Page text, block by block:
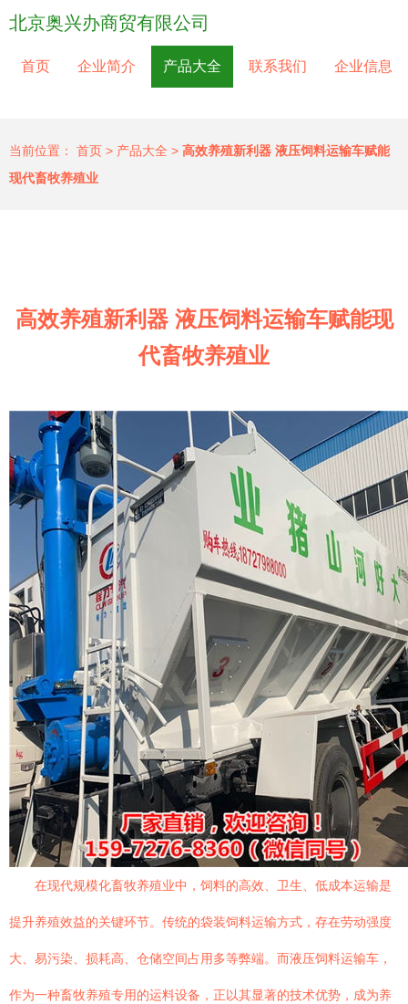
北京奥兴办商贸有限公司
首页 企业简介 产品大全 联系我们 企业信息
当前位置： 首页 > 产品大全 > 高效养殖新利器 液压饲料运输车赋能
现代畜牧养殖业
高效养殖新利器 液压饲料运输车赋能现
代畜牧养殖业
在现代规模化畜牧养殖业中，饲料的高效、卫生、低成本运输是
提升养殖效益的关键环节。传统的袋装饲料运输方式，存在劳动强度
大、易污染、损耗高、仓储空间占用多等弊端。而液压饲料运输车，
作为一种畜牧养殖专用的运料设备，正以其显著的技术优势，成为养